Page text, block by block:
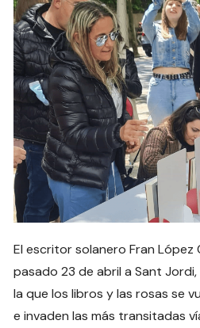
El escritor solanero Fran López
pasado 23 de abril a Sant
la que los libros y las rosas se
e invaden las más transitadas